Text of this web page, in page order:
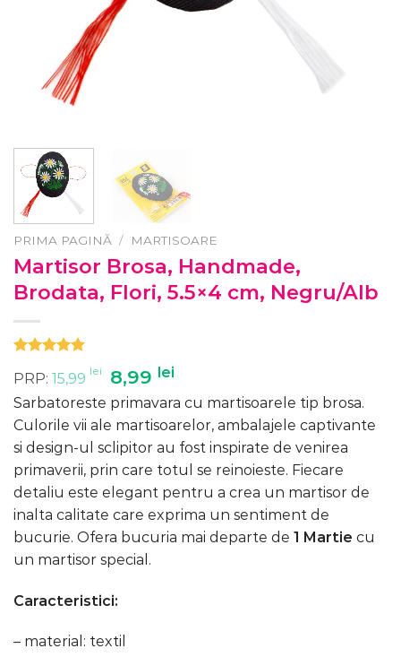
PRIMA PAGINĂ / MARTISOARE
Martisor Brosa, Handmade,
Brodata, Flori, 5.5×4 cm, Negru/Alb
5.00din 5
pe baza
unei
singure
PRP: 15,99 lei
Prețul
inițial
fost:
15,99 lei.
8,99 leiPrețul
este:
8,99 lei.
Sarbatoreste primavara cu martisoarele tip brosa.
Culorile vii ale martisoarelor, ambalajele captivante
si design-ul sclipitor au fost inspirate de venirea
primaverii, prin care totul se reinoieste. Fiecare
detaliu este elegant pentru a crea un martisor de
inalta calitate care exprima un sentiment de
bucurie. Ofera bucuria mai departe de 1 Martie cu
un martisor special.
Caracteristici:
– material: textil